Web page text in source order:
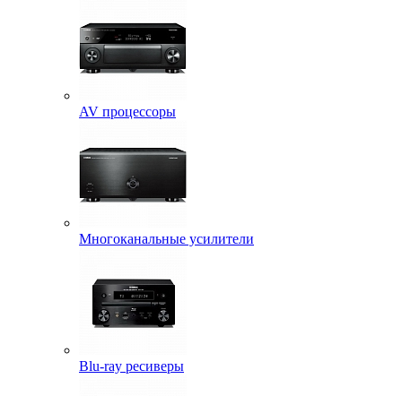
AV процессоры
Многоканальные усилители
Blu-ray ресиверы